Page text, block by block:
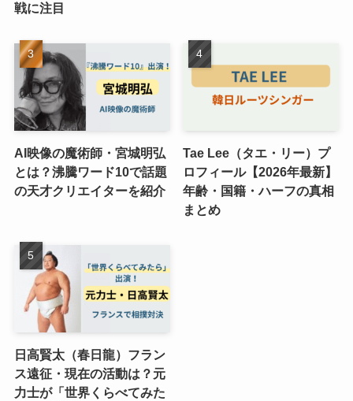
戦に注目
AI映像の魔術師・宮城明弘
とは？沸騰ワード10で話題
の天才クリエイターを紹介
Tae Lee（タエ・リー）プ
ロフィール【2026年最新】
年齢・国籍・ハーフの真相
まとめ
日高賢太（春日龍）フラン
ス遠征・現在の活動は？元
力士が「世界くらべてみた